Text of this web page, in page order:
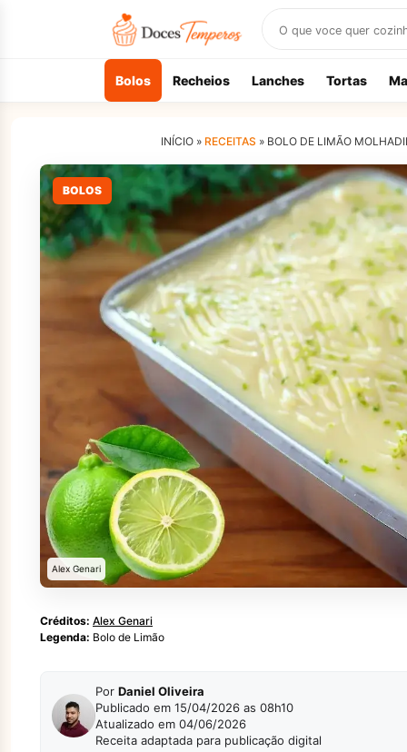
receitas
Bolos Recheios Lanches Tortas
INÍCIO » RECEITAS » BOLO DE LIMÃO
BOLOS
Alex Genari
Créditos: Alex Genari
Legenda: Bolo de Limão
Por Daniel Oliveira
Publicado em 15/04/2026 as 08h10
Atualizado em 04/06/2026
Receita adaptada para publicação digital